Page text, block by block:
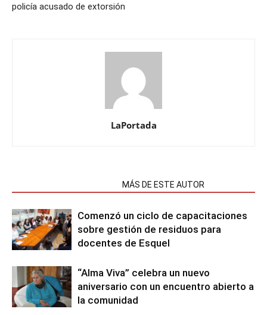
policía acusado de extorsión
LaPortada
MÁS DE ESTE AUTOR
Comenzó un ciclo de capacitaciones
sobre gestión de residuos para
docentes de Esquel
“Alma Viva” celebra un nuevo
aniversario con un encuentro abierto a
la comunidad